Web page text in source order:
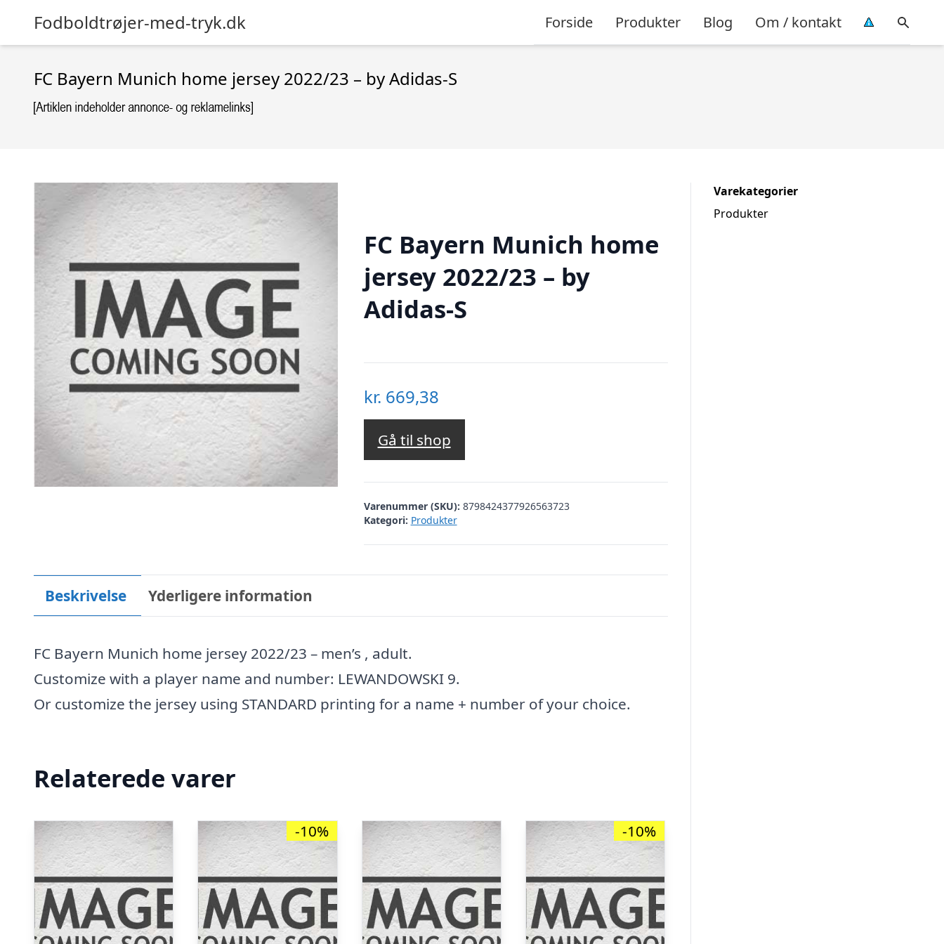
Fodboldtrøjer-med-tryk.dk Forside Produkter Blog Om / kontakt
FC Bayern Munich home jersey 2022/23 – by Adidas-S
FC Bayern Munich home
jersey 2022/23 – by
Adidas-S
kr. 669,38
Gå til shop
Varenummer (SKU): 8798424377926563723
Kategori: Produkter
Beskrivelse Yderligere information
FC Bayern Munich home jersey 2022/23 – men’s , adult.
Customize with a player name and number: LEWANDOWSKI 9.
Or customize the jersey using STANDARD printing for a name + number of your choice.
Relaterede varer
-10% -10%
Varekategorier
Produkter